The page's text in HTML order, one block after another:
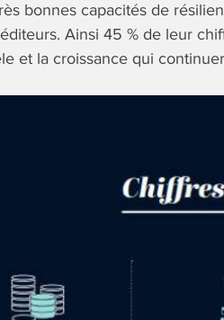
bonnes capacités de
Ainsi 45 % de leur
et la croissance qui